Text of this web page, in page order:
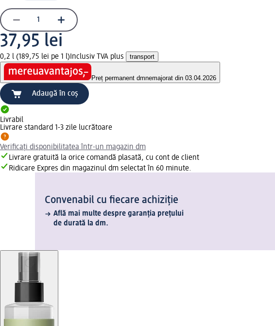
37,95 lei
0,2 l (189,75 lei pe 1 l) Inclusiv TVA plus transport
Preț permanent dmnemajorat din 03.04.2026
Adaugă în coș
Livrabil
Livrare standard 1-3 zile lucrătoare
Verificați disponibilitatea într-un magazin dm
Livrare gratuită la orice comandă plasată, cu cont de client
Ridicare Expres din magazinul dm selectat în 60 minute.
Convenabil cu fiecare achiziție
Află mai multe despre garanția prețului
de durată la dm.